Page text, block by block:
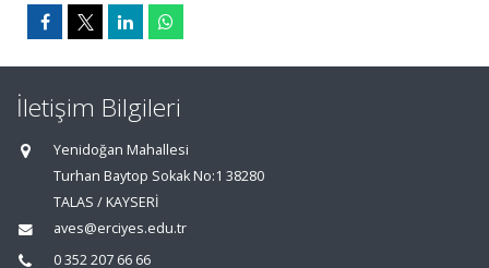
İletişim Bilgileri
Yenidoğan Mahallesi
Turhan Baytop Sokak No:1 38280
TALAS / KAYSERİ
aves@erciyes.edu.tr
0 352 207 66 66